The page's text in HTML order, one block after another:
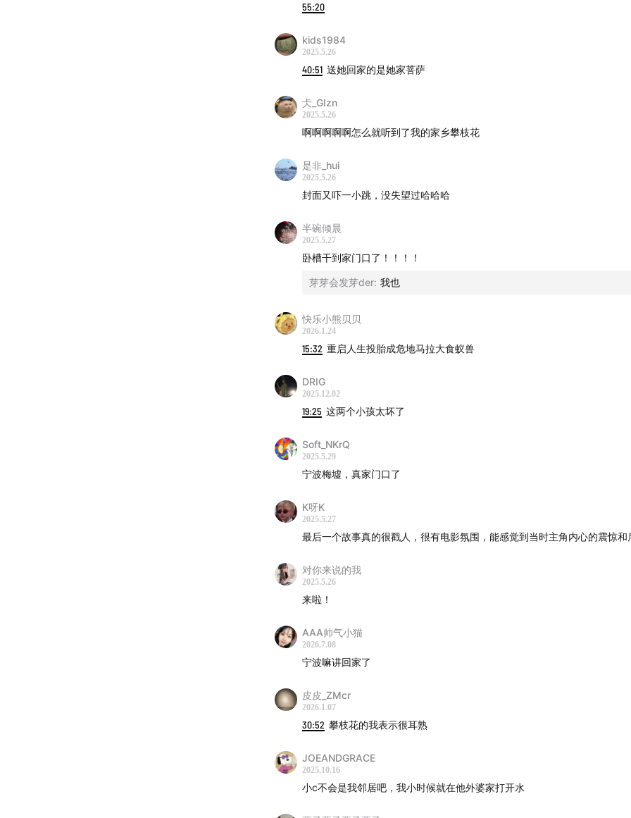
55:20
kids1984
2025.5.26
40:51 送她回家的是她家菩萨
仧_GIzn
2025.5.26
啊啊啊啊啊怎么就听到了我的家乡攀枝花
是非_hui
2025.5.26
封面又吓一小跳，没失望过哈哈哈
半碗倾晨
2025.5.27
卧槽干到家门口了！！！！
芽芽会发芽der: 我也
快乐小熊贝贝
2026.1.24
15:32 重启人生投胎成危地马拉大食蚁兽
DRIG
2025.12.02
19:25 这两个小孩太坏了
Soft_NKrQ
2025.5.29
宁波梅墟，真家门口了
K呀K
2025.5.27
最后一个故事真的很戳人，很有电影氛围，能感觉到当时主角内心的震惊和
对你来说的我
2025.5.26
来啦！
AAA帅气小猫
2026.7.08
宁波嘛讲回家了
皮皮_ZMcr
2026.1.07
30:52 攀枝花的我表示很耳熟
JOEANDGRACE
2025.10.16
小c不会是我邻居吧，我小时候就在他外婆家打开水